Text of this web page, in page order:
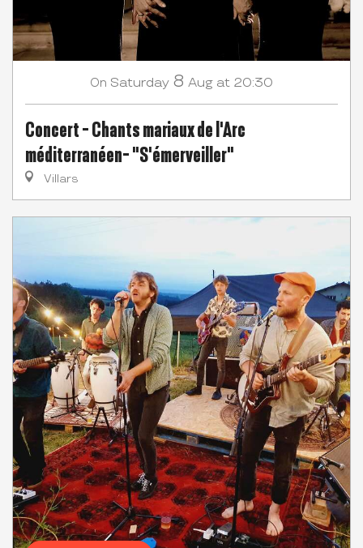
On Saturday 8 Aug at 20:30
Concert - Chants mariaux de l'Arc
méditerranéen- "S'émerveiller"
Villars